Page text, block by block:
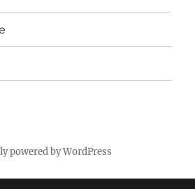
powered by WordPress